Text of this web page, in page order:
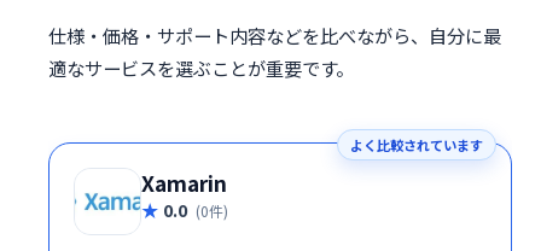
仕様・価格・サポート内容などを比べながら、自分に最
適なサービスを選ぶことが重要です。
よく比較されています
Xamarin
0.0 (0件)